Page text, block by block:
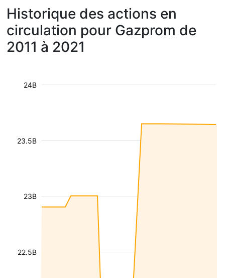
Historique des actions en
circulation pour Gazprom de
2011 à 2021
22.5B
23B
23.5B
24B